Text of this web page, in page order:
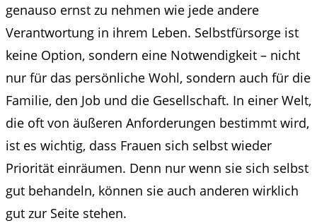
genauso ernst zu nehmen wie jede andere
Verantwortung in ihrem Leben. Selbstfürsorge ist
keine Option, sondern eine Notwendigkeit – nicht
nur für das persönliche Wohl, sondern auch für die
Familie, den Job und die Gesellschaft. In einer Welt,
die oft von äußeren Anforderungen bestimmt wird,
ist es wichtig, dass Frauen sich selbst wieder
Priorität einräumen. Denn nur wenn sie sich selbst
gut behandeln, können sie auch anderen wirklich
gut zur Seite stehen.